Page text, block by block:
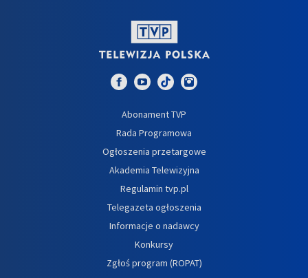
Abonament TVP
Rada Programowa
Ogłoszenia przetargowe
Akademia Telewizyjna
Regulamin tvp.pl
Telegazeta ogłoszenia
Informacje o nadawcy
Konkursy
Zgłoś program (ROPAT)